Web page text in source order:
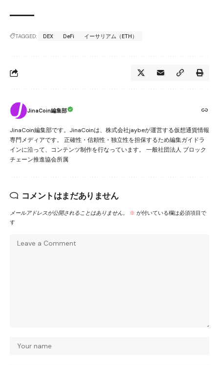
TAGGED: DEX DeFi イーサリアム（ETH）
JinaCoin編集部
JinaCoin編集部です。JinaCoinは、株式会社jaybeが運営する仮想通貨情報
専門メディアです。 正確性・信頼性・独立性を担保するため編集ガイドラ
インに沿って、コンテンツ制作を行なっています。 一般社団法人 ブロック
チェーン推進協会所属
コメントはまだありません
メールアドレスが公開されることはありません。 ※ が付いている欄は必須項目で
す